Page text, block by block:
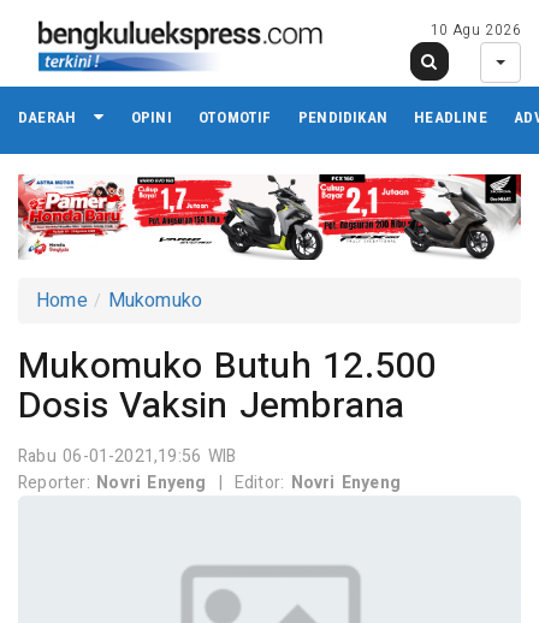
10 Agu 2026
DAERAH OPINI OTOMOTIF PENDIDIKAN HEADLINE
Home Mukomuko
Mukomuko Butuh 12.500
Dosis Vaksin Jembrana
Rabu 06-01-2021,19:56 WIB
Reporter: Novri Enyeng | Editor: Novri Enyeng